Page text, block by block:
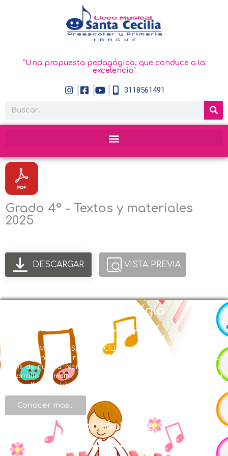
"Una propuesta pedagógica, que conduce a la
excelencia"
3118561491
Grado 4° - Textos y materiales
2025
DESCARGAR VISTA PREVIA
Nuestro Colegio
EL LICEO MUSICAL SANTA CECILIA con Modalidad en Educación
Musical y énfasis en inglés se creó en la búsqueda de ofrecer a los
niños de nuestra región una formación integral, centrada en el
desarrollo humano, de valores, de conocimientos y en el
desarrollo de habilidades artísticas.
Conocer mas...
Contáctenos